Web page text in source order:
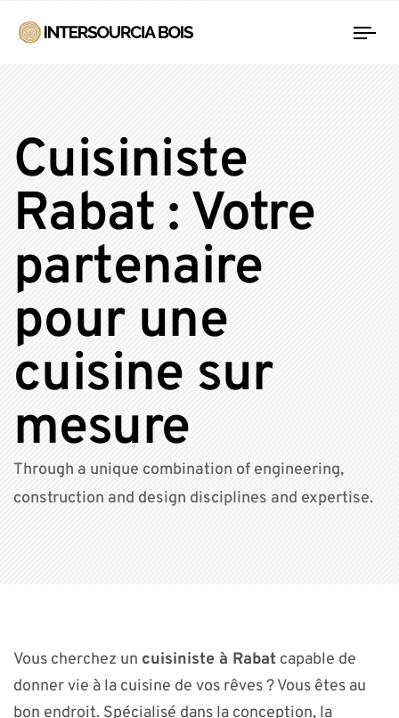
Cuisiniste
Rabat : Votre
partenaire
pour une
cuisine sur
mesure
Through a unique combination of engineering,
construction and design disciplines and expertise.
Vous cherchez un cuisiniste à Rabat capable de
donner vie à la cuisine de vos rêves ? Vous êtes au
bon endroit. Spécialisé dans la conception, la